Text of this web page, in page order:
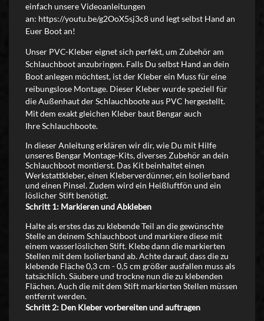
einfach unsere Videoanleitungen
an: https://youtu.be/g2OoX5sj3c8und legt selbst Hand an
Euer Boot an!
Unser PVC-Kleber eignet sich perfekt, um Zubehör am
Schlauchboot anzubringen. Falls Du selbst Hand an dein
Boot anlegen möchtest, ist der Kleber ein Muss für eine
reibungslose Montage. Dieser Kleber wurde speziell für
die Außenhaut der Schlauchboote aus PVC hergestellt.
Mit dem exakt gleichen Kleber baut Bengar auch
Ihre Schlauchboote.
In dieser Anleitung erklären wir dir, wie Du mit Hilfe
unseres Bengar Montage-Kits, diverses Zubehör an dein
Schlauchboot montierst. Das Kit beinhaltet einen
Werkstattkleber, einen Kleberverdünner, ein Isolierband
und einen Pinsel. Zudem wird ein Heißluftfön und ein
löslicher Stift benötigt.
Schritt 1: Markieren und Abkleben
Halte als erstes das zu klebende Teil an die gewünschte
Stelle an deinem Schlauchboot und markiere diese mit
einem wasserlöslichen Stift. Klebe dann die markierten
Stellen mit dem Isolierband ab. Achte darauf, dass die zu
klebende Fläche 0,3 cm - 0,5 cm größer ausfallen muss als
tatsächlich. Säubere und trockne nun die zu klebenden
Flächen. Auch die mit dem Stift markierten Stellen müssen
entfernt werden.
Schritt 2: Den Kleber vorbereiten und auftragen